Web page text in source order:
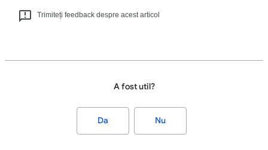
Trimiteți feedback despre acest articol
A fost util?
Da Nu